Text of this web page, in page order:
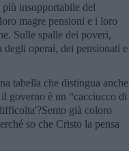
insopportabile del
magre pensioni e i loro
Sulle spalle dei poveri,
operai, dei pensionati e
tabella che distingua anche
governo è un “cacciucco di
già coloro
so che Cristo la pensa